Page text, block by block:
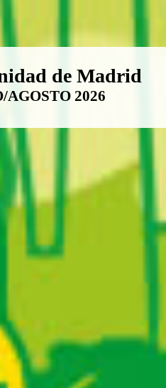
Comunidad de
de Madrid
AGOSTO 2026